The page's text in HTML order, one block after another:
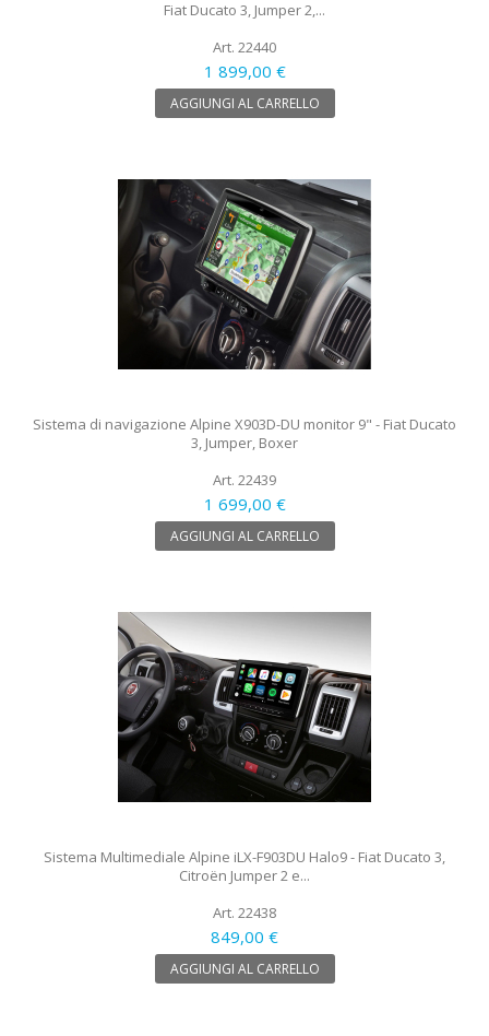
Fiat Ducato 3, Jumper 2,...
Art. 22440
1 899,00 €
AGGIUNGI AL CARRELLO
Sistema di navigazione Alpine X903D-DU monitor 9" - Fiat Ducato
3, Jumper, Boxer
Art. 22439
1 699,00 €
AGGIUNGI AL CARRELLO
Sistema Multimediale Alpine iLX-F903DU Halo9 - Fiat Ducato 3,
Citroën Jumper 2 e...
Art. 22438
849,00 €
AGGIUNGI AL CARRELLO